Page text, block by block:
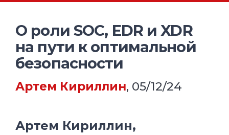
О роли SOC, EDR и XDR
на пути к оптимальной
безопасности
Артем Кириллин, 05/12/24
Артем Кириллин,